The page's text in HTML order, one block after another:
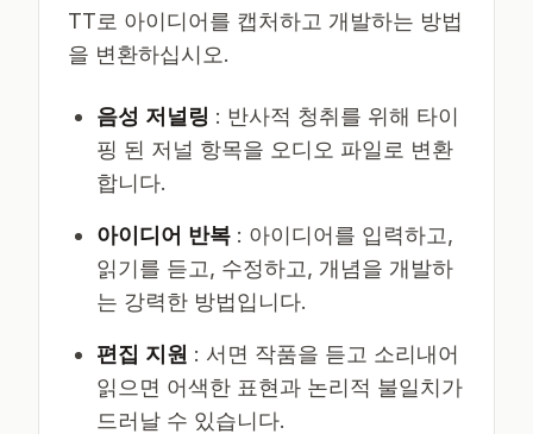
TT로 아이디어를 캡처하고 개발하는 방법
을 변환하십시오.
음성 저널링 : 반사적 청취를 위해 타이
핑 된 저널 항목을 오디오 파일로 변환
합니다.
아이디어 반복 : 아이디어를 입력하고,
읽기를 듣고, 수정하고, 개념을 개발하
는 강력한 방법입니다.
편집 지원 : 서면 작품을 듣고 소리내어
읽으면 어색한 표현과 논리적 불일치가
드러날 수 있습니다.